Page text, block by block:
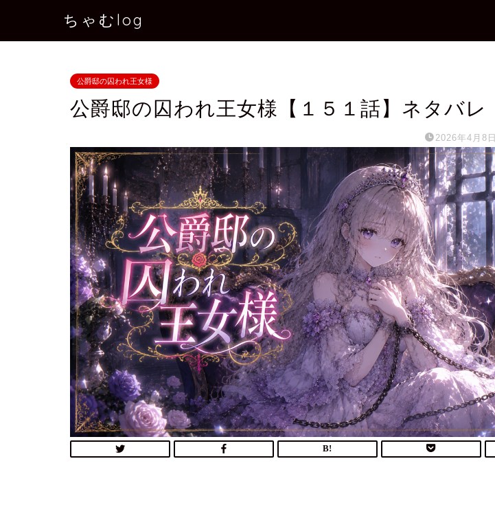
ちゃむlog
公爵邸の囚われ王女様
公爵邸の囚われ王女様【１５１話】ネタバレ
2026年4月8日